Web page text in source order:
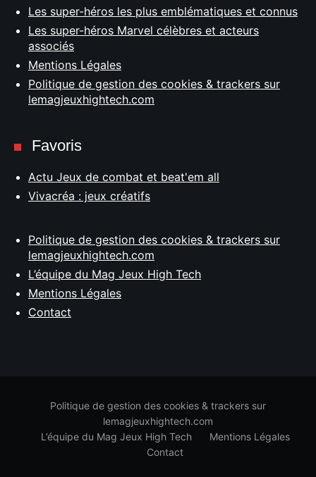
Les super-héros les plus emblématiques et connus
Les super-héros Marvel célèbres et acteurs
associés
Mentions Légales
Politique de gestion des cookies & trackers sur
lemagjeuxhightech.com
Favoris
Actu Jeux de combat et beat'em all
Vivacréa : jeux créatifs
Politique de gestion des cookies & trackers sur
lemagjeuxhightech.com
L’équipe du Mag Jeux High Tech
Mentions Légales
Contact
Politique de gestion des cookies & trackers sur
lemagjeuxhightech.com
L’équipe du Mag Jeux High Tech
Mentions Légales
Contact